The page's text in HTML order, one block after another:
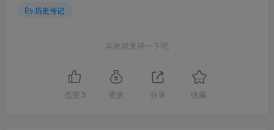
历史传记
喜欢就支持一下吧
点赞 3 赞赏 分享 收藏